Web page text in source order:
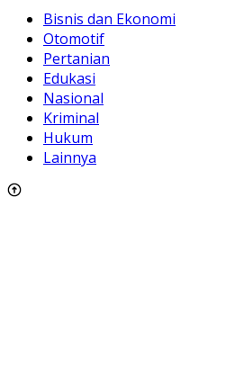
Bisnis dan Ekonomi
Otomotif
Pertanian
Edukasi
Nasional
Kriminal
Hukum
Lainnya